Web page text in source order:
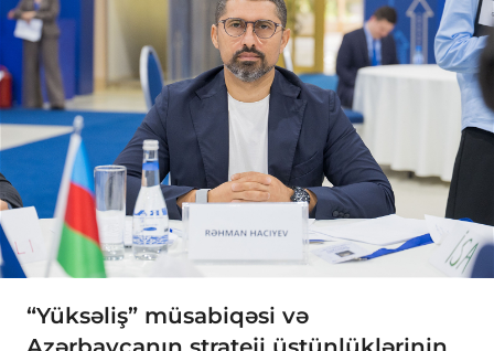
“Yüksəliş” müsabiqəsi və